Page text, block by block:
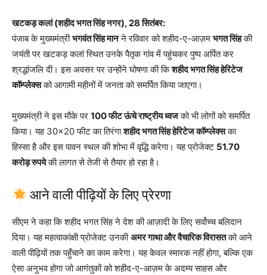
खटकड़ कलां (शहीद भगत सिंह नगर), 28 सितंबर:
पंजाब के मुख्यमंत्रीभगवंत सिंह मानने रविवार को शहीद-ए-आज़म भगत सिंहकी
जयंती पर खटकड़ कलां स्थित उनके पैतृक गांव में पहुंचकर पुष्प अर्पित कर
श्रद्धांजलि दी। इस अवसर पर उन्होंने घोषणा की किशहीद भगत सिंह हेरिटेज
कॉम्प्लेक्सको आगामी महीनों में जनता को समर्पित किया जाएगा।
मुख्यमंत्री ने इस मौके पर 100 फीट ऊंचे राष्ट्रीय ध्वजको भी लोगों को समर्पित
किया। यह 30×20 फीट का तिरंगाशहीद भगत सिंह हेरिटेज कॉम्प्लेक्सका
हिस्सा है और इस पावन स्थल की शोभा में वृद्धि करेगा। यह प्रोजेक्ट 51.70
करोड़ रुपयेकी लागत से तेजी से तैयार हो रहा है।
आने वाली पीढ़ियों के लिए प्रेरणा
सीएम ने कहा कि शहीद भगत सिंह ने देश की आज़ादी के लिए सर्वोच्च बलिदान
दिया। यह महत्वाकांक्षी प्रोजेक्ट उनकीअमर गाथा और वैचारिक विरासतको आने
वाली पीढ़ियों तक पहुँचाने का काम करेगा। यह केवल स्मारक नहीं होगा, बल्कि एक
ऐसा अनुभव होगा जो आगंतुकों को शहीद-ए-आज़म के अदम्य साहस और